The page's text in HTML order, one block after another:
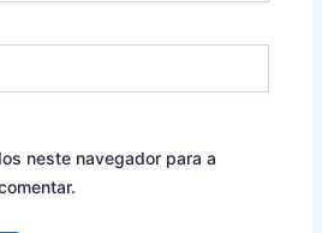
neste navegador para a